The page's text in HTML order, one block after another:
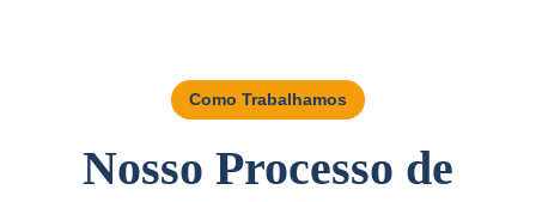
Como Trabalhamos
Nosso Processo de